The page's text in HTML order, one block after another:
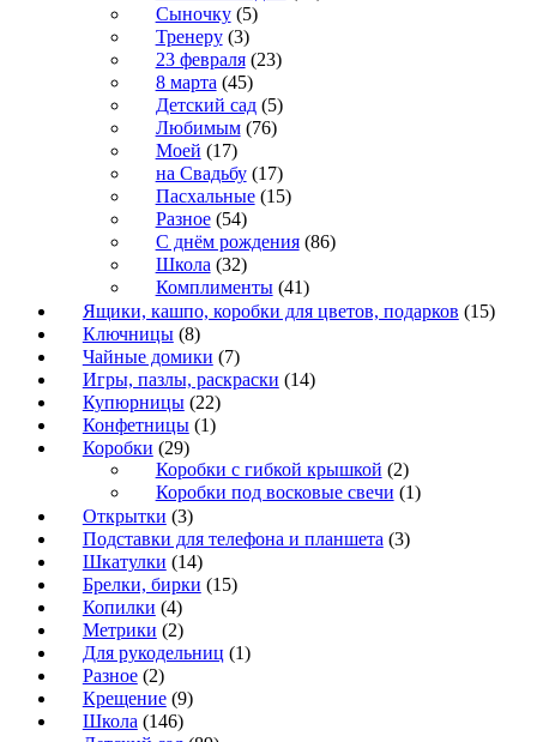
Сыночку (5)
Тренеру (3)
23 февраля (23)
8 марта (45)
Детский сад (5)
Любимым (76)
Моей (17)
на Свадьбу (17)
Пасхальные (15)
Разное (54)
С днём рождения (86)
Школа (32)
Комплименты (41)
Ящики, кашпо, коробки для цветов, подарков (15)
Ключницы (8)
Чайные домики (7)
Игры, пазлы, раскраски (14)
Купюрницы (22)
Конфетницы (1)
Коробки (29)
Коробки с гибкой крышкой (2)
Коробки под восковые свечи (1)
Открытки (3)
Подставки для телефона и планшета (3)
Шкатулки (14)
Брелки, бирки (15)
Копилки (4)
Метрики (2)
Для рукодельниц (1)
Разное (2)
Крещение (9)
Школа (146)